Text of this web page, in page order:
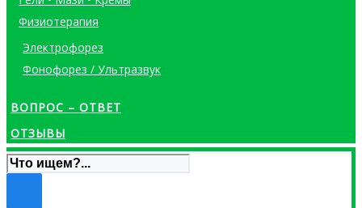
Физиотерапия
Электрофорез
Фонофорез / Ультразвук
ВОПРОС – ОТВЕТ
ОТЗЫВЫ